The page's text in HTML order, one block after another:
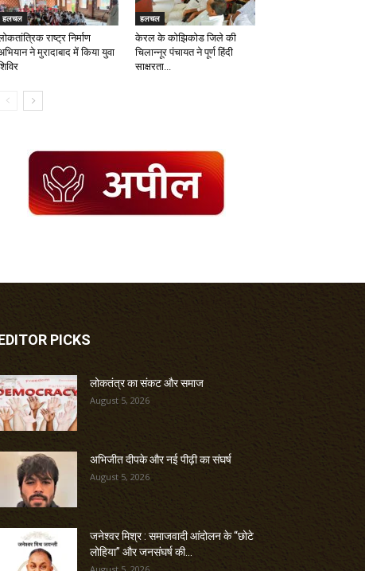
हलचल
राष्ट्र निर्माण
ने मुरादाबाद में किया युवा
हलचल
केरल के कोझिकोड जिले की
चिलान्नूर पंचायत ने पूर्ण हिंदी
साक्षरता...
PICKS
लोकतंत्र का संकट और समाज
August 5, 2026
अभिजीत दीपके और नई पीढ़ी का संघर्ष
August 5, 2026
जनेश्वर मिश्र : समाजवादी आंदोलन के “छोटे
लोहिया” और जनसंघर्ष की...